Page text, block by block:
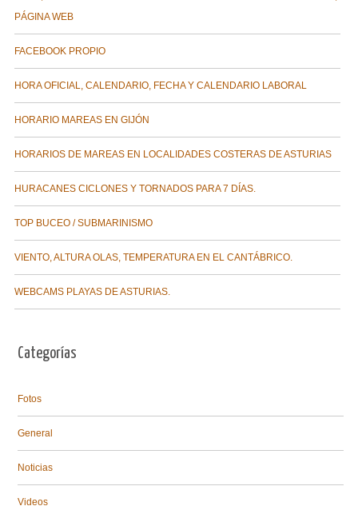
PÁGINA WEB
FACEBOOK PROPIO
HORA OFICIAL, CALENDARIO, FECHA Y CALENDARIO LABORAL
HORARIO MAREAS EN GIJÓN
HORARIOS DE MAREAS EN LOCALIDADES COSTERAS DE ASTURIAS
HURACANES CICLONES Y TORNADOS PARA 7 DÍAS.
TOP BUCEO / SUBMARINISMO
VIENTO, ALTURA OLAS, TEMPERATURA EN EL CANTÁBRICO.
WEBCAMS PLAYAS DE ASTURIAS.
Categorías
Fotos
General
Noticias
Videos